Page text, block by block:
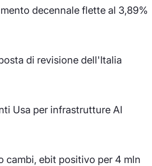
decennale flette al 3,89%
di revisione dell'Italia
Usa per infrastrutture AI
cambi, ebit positivo per 4 mln